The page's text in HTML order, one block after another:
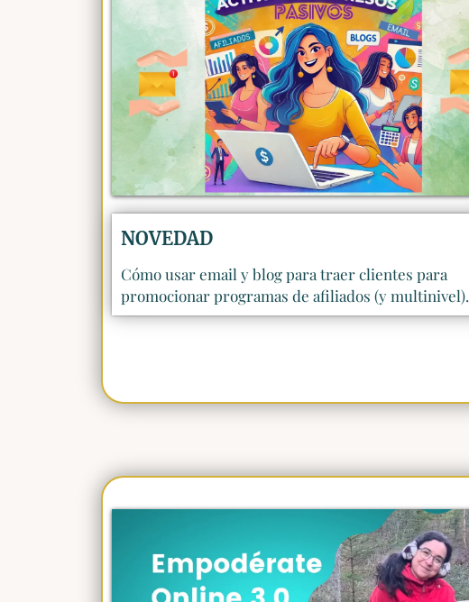
NOVEDAD
Cómo usar email y blog para traer clientes para
promocionar programas de afiliados (y multinivel).